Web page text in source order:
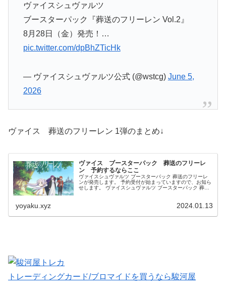
ヴァイスシュヴァルツ
ブースターパック『葬送のフリーレン Vol.2』
8月28日（金）発売！…
pic.twitter.com/dpBhZTicHk
— ヴァイスシュヴァルツ公式 (@wstcg) June 5,
2026
ヴァイス 葬送のフリーレン 1弾のまとめ↓
ヴァイス ブースターパック 葬送のフリーレ
ン 予約するならここ
ヴァイスシュヴァルツ ブースターパック 葬送のフリーレ
ンが発売します。 予約受付が始まっていますので、お知ら
せします。 ヴァイスシュヴァルツ ブースターパック 葬送
yoyaku.xyz 2024.01.13
トレーディングカード/ブロマイドを買うなら駿河屋